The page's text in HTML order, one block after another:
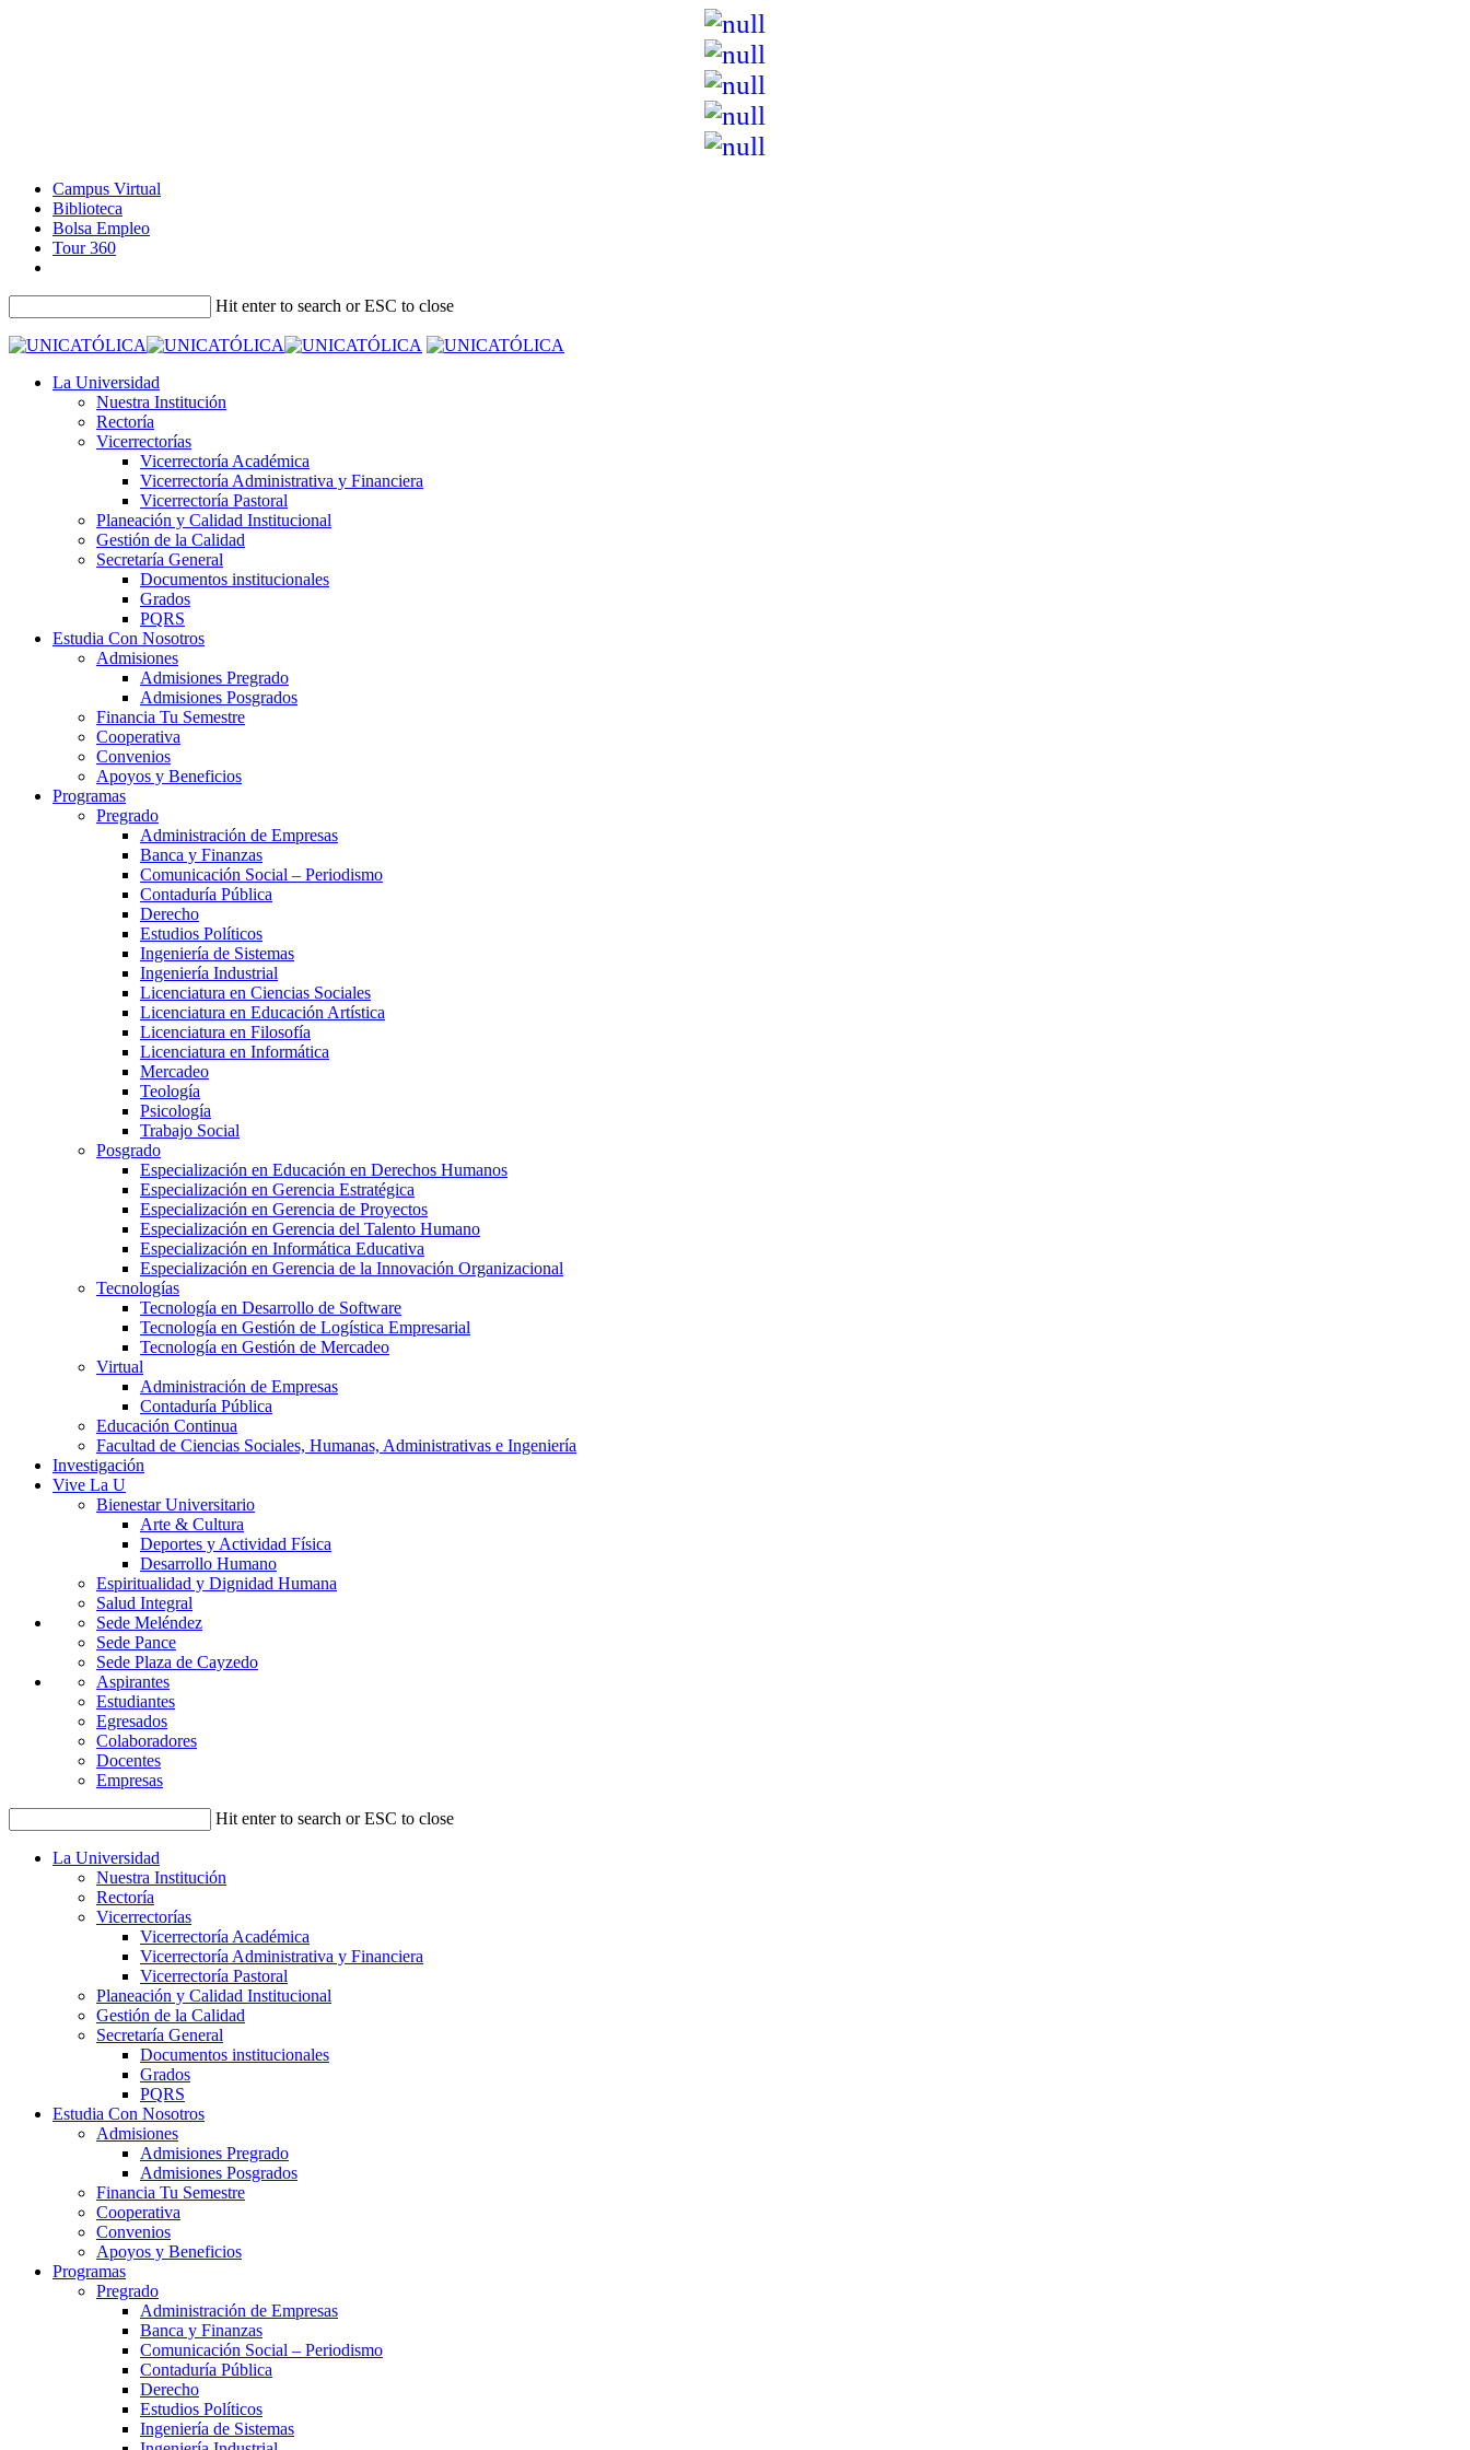
Campus Virtual
Biblioteca
Bolsa Empleo
Tour 360
Hit enter to search or ESC to close
La Universidad
Nuestra Institución
Rectoría
Vicerrectorías
Vicerrectoría Académica
Vicerrectoría Administrativa y Financiera
Vicerrectoría Pastoral
Planeación y Calidad Institucional
Gestión de la Calidad
Secretaría General
Documentos institucionales
Grados
PQRS
Estudia Con Nosotros
Admisiones
Admisiones Pregrado
Admisiones Posgrados
Financia Tu Semestre
Cooperativa
Convenios
Apoyos y Beneficios
Programas
Pregrado
Administración de Empresas
Banca y Finanzas
Comunicación Social – Periodismo
Contaduría Pública
Derecho
Estudios Políticos
Ingeniería de Sistemas
Ingeniería Industrial
Licenciatura en Ciencias Sociales
Licenciatura en Educación Artística
Licenciatura en Filosofía
Licenciatura en Informática
Mercadeo
Teología
Psicología
Trabajo Social
Posgrado
Especialización en Educación en Derechos Humanos
Especialización en Gerencia Estratégica
Especialización en Gerencia de Proyectos
Especialización en Gerencia del Talento Humano
Especialización en Informática Educativa
Especialización en Gerencia de la Innovación Organizacional
Tecnologías
Tecnología en Desarrollo de Software
Tecnología en Gestión de Logística Empresarial
Tecnología en Gestión de Mercadeo
Virtual
Administración de Empresas
Contaduría Pública
Educación Continua
Facultad de Ciencias Sociales, Humanas, Administrativas e Ingeniería
Investigación
Vive La U
Bienestar Universitario
Arte & Cultura
Deportes y Actividad Física
Desarrollo Humano
Espiritualidad y Dignidad Humana
Salud Integral
Sede Meléndez
Sede Pance
Sede Plaza de Cayzedo
Aspirantes
Estudiantes
Egresados
Colaboradores
Docentes
Empresas
Hit enter to search or ESC to close
La Universidad
Nuestra Institución
Rectoría
Vicerrectorías
Vicerrectoría Académica
Vicerrectoría Administrativa y Financiera
Vicerrectoría Pastoral
Planeación y Calidad Institucional
Gestión de la Calidad
Secretaría General
Documentos institucionales
Grados
PQRS
Estudia Con Nosotros
Admisiones
Admisiones Pregrado
Admisiones Posgrados
Financia Tu Semestre
Cooperativa
Convenios
Apoyos y Beneficios
Programas
Pregrado
Administración de Empresas
Banca y Finanzas
Comunicación Social – Periodismo
Contaduría Pública
Derecho
Estudios Políticos
Ingeniería de Sistemas